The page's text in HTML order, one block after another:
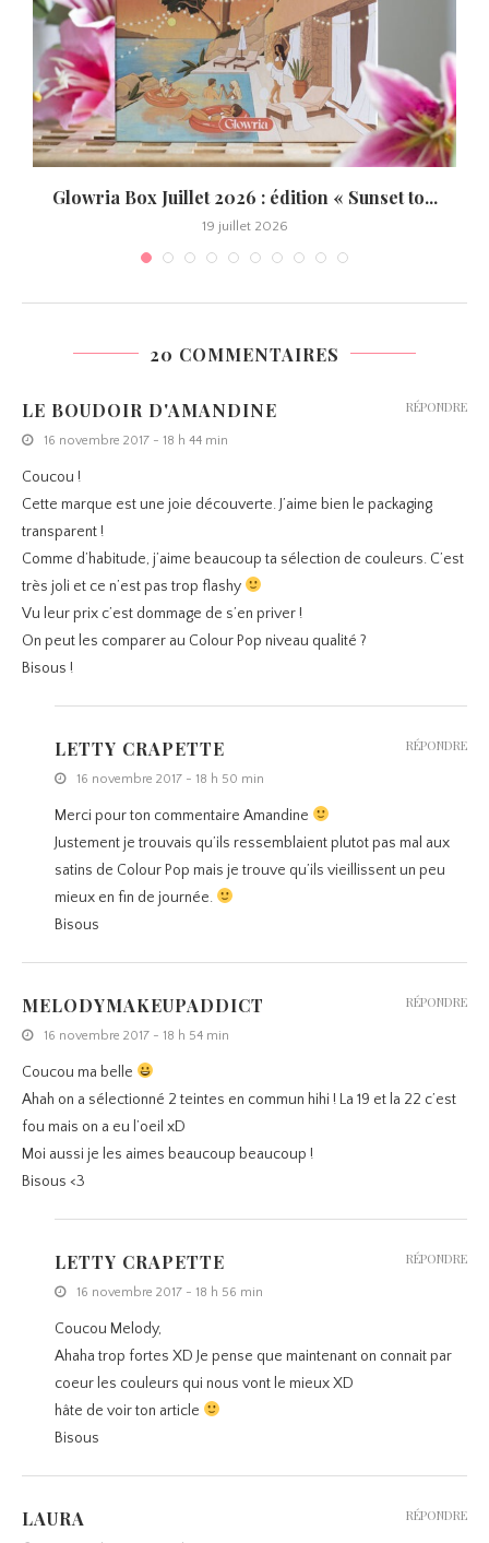
Glowria Box Juillet 2026 : édition « Sunset to...
19 juillet 2026
20 COMMENTAIRES
LE BOUDOIR D'AMANDINE
16 novembre 2017 - 18 h 44 min
Coucou !
Cette marque est une joie découverte. J’aime bien le packaging
transparent !
Comme d’habitude, j’aime beaucoup ta sélection de couleurs. C’est
très joli et ce n’est pas trop flashy
Vu leur prix c’est dommage de s’en priver !
On peut les comparer au Colour Pop niveau qualité ?
Bisous !
RÉPONDRE
LETTY CRAPETTE
16 novembre 2017 - 18 h 50 min
Merci pour ton commentaire Amandine
Justement je trouvais qu’ils ressemblaient plutot pas mal aux
satins de Colour Pop mais je trouve qu’ils vieillissent un peu
mieux en fin de journée.
Bisous
RÉPONDRE
MELODYMAKEUPADDICT
16 novembre 2017 - 18 h 54 min
Coucou ma belle
Ahah on a sélectionné 2 teintes en commun hihi ! La 19 et la 22 c’est
fou mais on a eu l’oeil xD
Moi aussi je les aimes beaucoup beaucoup !
Bisous <3
RÉPONDRE
LETTY CRAPETTE
16 novembre 2017 - 18 h 56 min
Coucou Melody,
Ahaha trop fortes XD Je pense que maintenant on connait par
coeur les couleurs qui nous vont le mieux XD
hâte de voir ton article
Bisous
RÉPONDRE
LAURA RÉPONDRE